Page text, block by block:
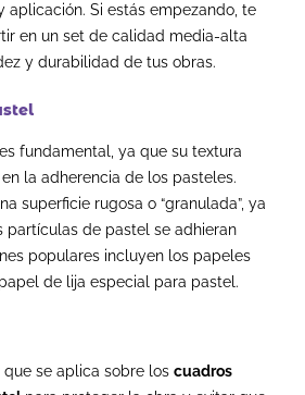
Si estás empezando, te
en un set de calidad media-alta
y durabilidad de tus obras.
fundamental, ya que su textura
la adherencia de los pasteles.
superficie rugosa o “granulada”, ya
partículas de pastel se adhieran
populares incluyen los papeles
de lija especial para pastel.
se aplica sobre los cuadros